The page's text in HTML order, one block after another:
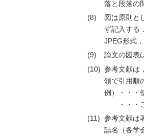
落と段落の
(8)
図は原則と
ず記入する
JPEG形式
(9)
論文の図表
(10) 参考文献は
領で引用順
例）・・・
・・・こ
(11) 参考文献は
誌名（各学